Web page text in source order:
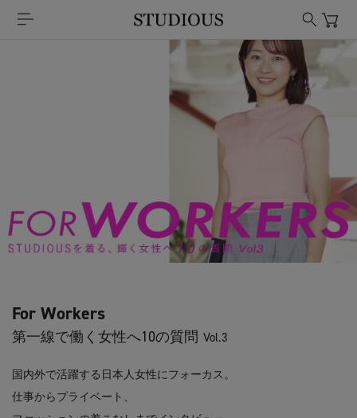
For Workers
第一線で働く女性へ10の質問 Vol.3
国内外で活躍する日本人女性にフォーカス。
仕事からプライベート、